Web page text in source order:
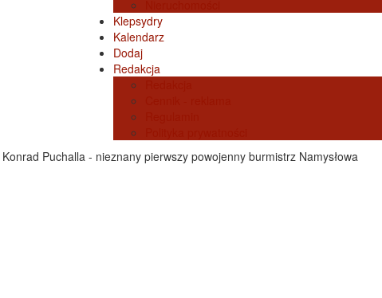
Klepsydry
Kalendarz
Dodaj
Redakcja
Konrad Puchalla - nieznany pierwszy powojenny burmistrz Namysłowa